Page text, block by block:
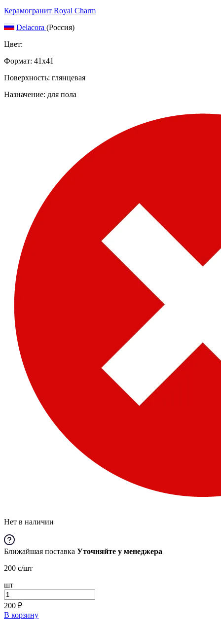
Керамогранит Royal Charm
Delacora (Россия)
Цвет:
Формат: 41x41
Поверхность: глянцевая
Назначение: для пола
Нет в наличии
Ближайшая поставка Уточняйте у менеджера
200 c/шт
шт
200 ₽
В корзину